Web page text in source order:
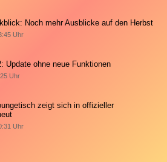
Noch mehr Ausblicke auf den Herbst
Uhr
Update ohne neue Funktionen
Uhr
zeigt sich in offizieller
Uhr